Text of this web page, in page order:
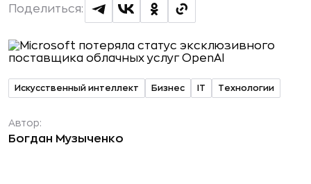
Поделиться:
Искусственный интеллект Бизнес IT Технологии
Автор:
Богдан Музыченко